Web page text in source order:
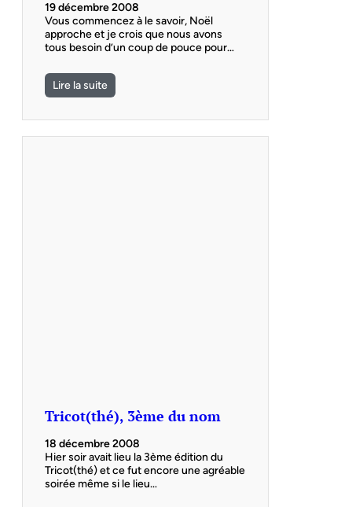
19 décembre 2008
Vous commencez à le savoir, Noël
approche et je crois que nous avons
tous besoin d’un coup de pouce pour…
Lire la suite
Tricot(thé), 3ème du nom
18 décembre 2008
Hier soir avait lieu la 3ème édition du
Tricot(thé) et ce fut encore une agréable
soirée même si le lieu…